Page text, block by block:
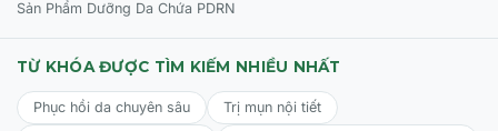
Sản Phẩm Dưỡng Da Chứa PDRN
TỪ KHÓA ĐƯỢC TÌM KIẾM NHIỀU NHẤT
Phục hồi da chuyên sâu
Trị mụn nội tiết